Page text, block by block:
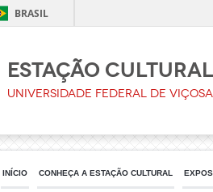
BRASIL
Estação Cultural
Universidade Federal de Viçosa
INÍCIO CONHEÇA A ESTAÇÃO CULTURAL